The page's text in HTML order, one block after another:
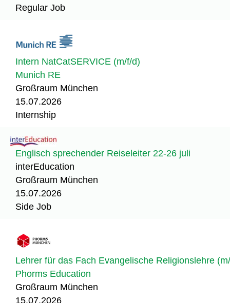
Regular Job
Intern NatCatSERVICE (m/f/d)
Munich RE
Großraum München
15.07.2026
Internship
Englisch sprechender Reiseleiter 22-26 juli
interEducation
Großraum München
15.07.2026
Side Job
Lehrer für das Fach Evangelische Religionslehre
Phorms Education
Großraum München
15.07.2026